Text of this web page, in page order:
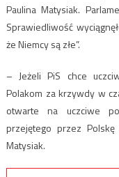
Paulina Matysiak.
Sprawiedliwość
że Niemcy są złe”.
– Jeżeli PiS chce
Polakom za krzywdy w
otwarte na uczciwe
przejętego przez
Matysiak.